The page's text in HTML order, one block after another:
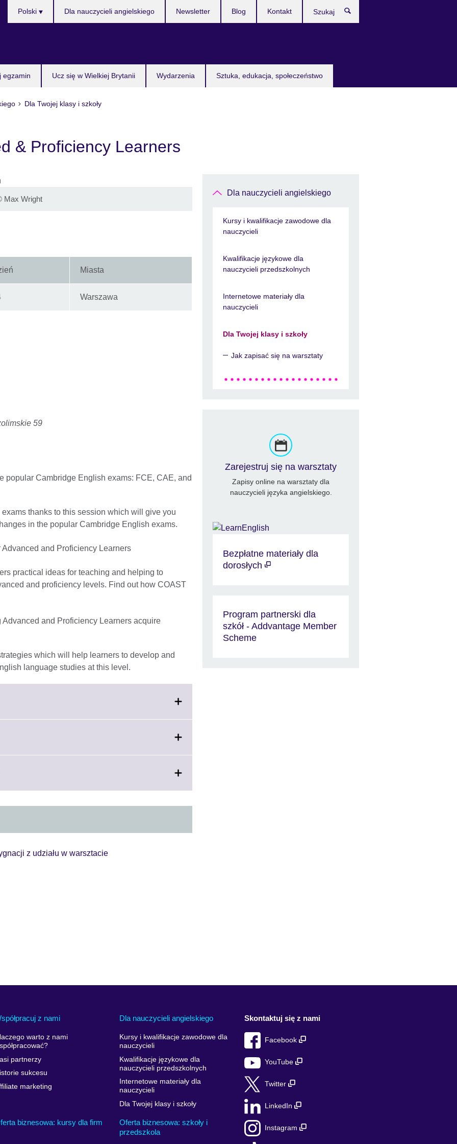
egzamin Ucz się w Wielkiej Brytanii Wydarzenia Sztuka, edukacja, społeczeństwo
Polski Dla nauczycieli angielskiego Newsletter Blog Kontakt
Dla Twojej klasy i szkoły
& Proficiency Learners
Max Wright
Miasta
Warszawa
59
popular Cambridge English exams: FCE, CAE, and
thanks to this session which will give you
in the popular Cambridge English exams.
and Proficiency Learners
practical ideas for teaching and helping to
and proficiency levels. Find out how COAST
and Proficiency Learners acquire
which will help learners to develop and
language studies at this level.
z udziału w warsztacie
Dla nauczycieli angielskiego
Kursy i kwalifikacje zawodowe dla
nauczycieli
Kwalifikacje językowe dla
nauczycieli przedszkolnych
Internetowe materiały dla
nauczycieli
Dla Twojej klasy i szkoły
Jak zapisać się na warsztaty
Zarejestruj się na warsztaty
Zapisy online na warsztaty dla
nauczycieli języka angielskiego.
Bezpłatne materiały dla
dorosłych
Program partnerski dla
szkół - Addvantage Member
Scheme
z nami
warto z nami
partnerzy
sukcesu
marketing
Dla nauczycieli angielskiego
Kursy i kwalifikacje zawodowe dla
nauczycieli
Kwalifikacje językowe dla
nauczycieli przedszkolnych
Internetowe materiały dla
nauczycieli
Dla Twojej klasy i szkoły
biznesowa: kursy dla firm
Oferta biznesowa: szkoły i
przedszkola
Skontaktuj się z nami
Facebook
YouTube
Twitter
LinkedIn
Instagram